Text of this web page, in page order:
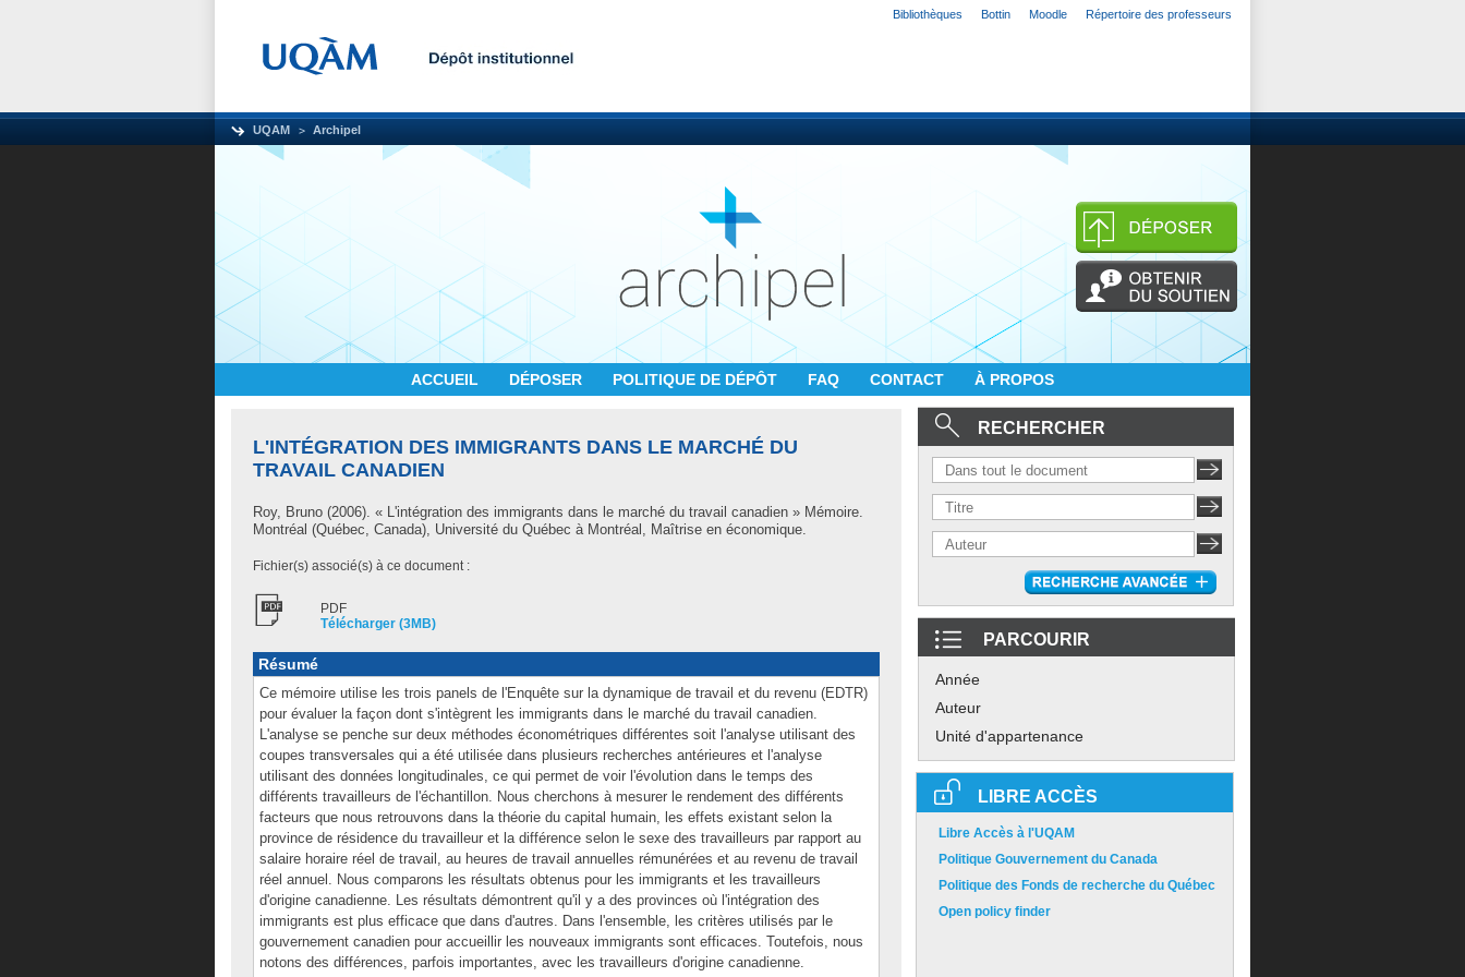
Bibliothèques Bottin Moodle Répertoire des professeurs
UQAM Archipel
ACCUEIL DÉPOSER POLITIQUE DE DÉPÔT FAQ CONTACT À PROPOS
L'INTÉGRATION DES IMMIGRANTS DANS LE MARCHÉ DU
TRAVAIL CANADIEN
Roy, Bruno (2006). « L'intégration des immigrants dans le marché du travail canadien » Mémoire.
Montréal (Québec, Canada), Université du Québec à Montréal, Maîtrise en économique.
Fichier(s) associé(s) à ce document :
PDF
Télécharger (3MB)
Résumé
Ce mémoire utilise les trois panels de l'Enquête sur la dynamique de travail et du revenu (EDTR)
pour évaluer la façon dont s'intègrent les immigrants dans le marché du travail canadien.
L'analyse se penche sur deux méthodes économétriques différentes soit l'analyse utilisant des
coupes transversales qui a été utilisée dans plusieurs recherches antérieures et l'analyse
utilisant des données longitudinales, ce qui permet de voir l'évolution dans le temps des
différents travailleurs de l'échantillon. Nous cherchons à mesurer le rendement des différents
facteurs que nous retrouvons dans la théorie du capital humain, les effets existant selon la
province de résidence du travailleur et la différence selon le sexe des travailleurs par rapport au
salaire horaire réel de travail, au heures de travail annuelles rémunérées et au revenu de travail
réel annuel. Nous comparons les résultats obtenus pour les immigrants et les travailleurs
d'origine canadienne. Les résultats démontrent qu'il y a des provinces où l'intégration des
immigrants est plus efficace que dans d'autres. Dans l'ensemble, les critères utilisés par le
gouvernement canadien pour accueillir les nouveaux immigrants sont efficaces. Toutefois, nous
notons des différences, parfois importantes, avec les travailleurs d'origine canadienne.
RECHERCHER
PARCOURIR
Année
Auteur
Unité d'appartenance
LIBRE ACCÈS
Libre Accès à l'UQAM
Politique Gouvernement du Canada
Politique des Fonds de recherche du Québec
Open policy finder